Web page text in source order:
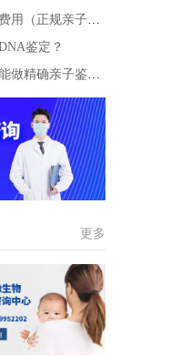
【鉴定新闻】阜新亲子鉴定的费用（正规亲子鉴···
鉴定？
【机构地址】苏州吴中区八大能做精确亲子鉴定···
更多